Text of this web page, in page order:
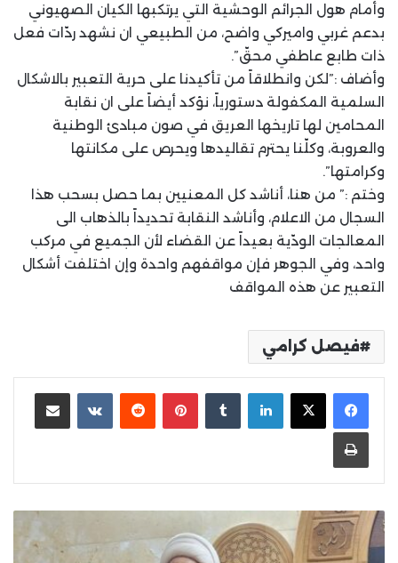
‏وأمام هول الجرائم الوحشية التي يرتكبها الكيان الصهيوني
بدعم غربي واميركي واضح، من الطبيعي ان نشهد ردّات فعل
ذات طابع عاطفي محقّ”.
‏وأضاف :”لكن وانطلاقاً من تأكيدنا على حرية التعبير بالاشكال
السلمية المكفولة دستورياً، نؤكد أيضاً على ان نقابة
المحامين لها تاريخها العريق في صون مبادئ الوطنية
والعروبة، وكلّنا يحترم تقاليدها ويحرص على مكانتها
وكرامتها”.
‏وختم :” من هنا، أناشد كل المعنيين بما حصل بسحب هذا
السجال من الاعلام، وأناشد النقابة تحديداً بالذهاب الى
المعالجات الودّية بعيداً عن القضاء لأن الجميع في مركب
واحد، وفي الجوهر فإن مواقفهم واحدة وإن اختلفت أشكال
التعبير عن هذه المواقف
فيصل كرامي
لينكدإن بينتيريست مشاركة عبر البريد
طباعة